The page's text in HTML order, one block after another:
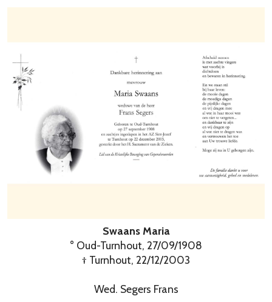
Swaans Maria
° Oud-Turnhout, 27/09/1908
† Turnhout, 22/12/2003
Wed. Segers Frans